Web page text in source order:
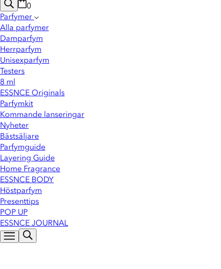
0
Parfymer
Alla parfymer
Damparfym
Herrparfym
Unisexparfym
Testers
8 ml
ESSNCE Originals
Parfymkit
Kommande lanseringar
Nyheter
Bästsäljare
Parfymguide
Layering Guide
Home Fragrance
ESSNCE BODY
Höstparfym
Presenttips
POP UP
ESSNCE JOURNAL